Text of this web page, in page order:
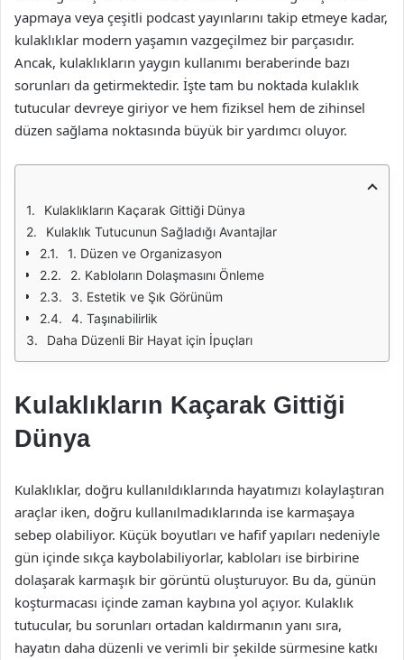
yapmaya veya çeşitli podcast yayınlarını takip etmeye kadar,
kulaklıklar modern yaşamın vazgeçilmez bir parçasıdır.
Ancak, kulaklıkların yaygın kullanımı beraberinde bazı
sorunları da getirmektedir. İşte tam bu noktada kulaklık
tutucular devreye giriyor ve hem fiziksel hem de zihinsel
düzen sağlama noktasında büyük bir yardımcı oluyor.
Kulaklıkların Kaçarak Gittiği Dünya
Kulaklık Tutucunun Sağladığı Avantajlar
1. Düzen ve Organizasyon
2. Kabloların Dolaşmasını Önleme
3. Estetik ve Şık Görünüm
4. Taşınabilirlik
Daha Düzenli Bir Hayat için İpuçları
Kulaklıkların Kaçarak Gittiği
Dünya
Kulaklıklar, doğru kullanıldıklarında hayatımızı kolaylaştıran
araçlar iken, doğru kullanılmadıklarında ise karmaşaya
sebep olabiliyor. Küçük boyutları ve hafif yapıları nedeniyle
gün içinde sıkça kaybolabiliyorlar, kabloları ise birbirine
dolaşarak karmaşık bir görüntü oluşturuyor. Bu da, günün
koşturmacası içinde zaman kaybına yol açıyor. Kulaklık
tutucular, bu sorunları ortadan kaldırmanın yanı sıra,
hayatın daha düzenli ve verimli bir şekilde sürmesine katkı